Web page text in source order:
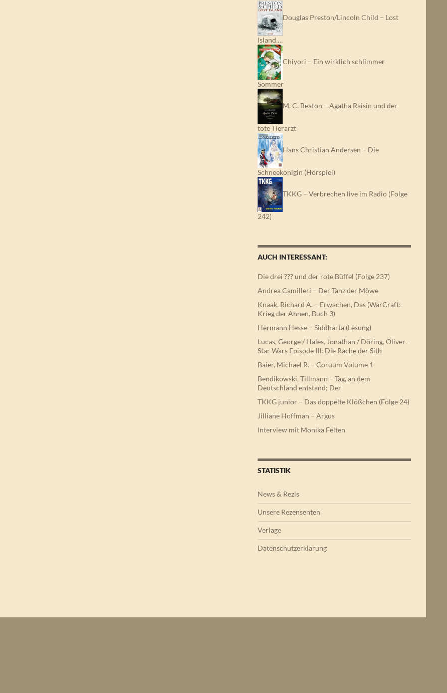
Douglas Preston/Lincoln Child – Lost
Island.…
Chiyori – Ein wirklich schlimmer
Sommer
M. C. Beaton – Agatha Raisin und der
tote Tierarzt
Hans Christian Andersen – Die
Schneekönigin (Hörspiel)
TKKG – Verbrechen live im Radio (Folge
242)
AUCH INTERESSANT:
Die drei ??? und der rote Büffel (Folge 237)
Andrea Camilleri – Der Tanz der Möwe
Knaak, Richard A. – Erwachen, Das (WarCraft:
Krieg der Ahnen, Buch 3)
Hermann Hesse – Siddharta (Lesung)
Lucas, George / Hales, Jonathan / Döring, Oliver –
Star Wars Episode III: Die Rache der Sith
Baier, Michael R. – Coruum Volume 1
Bendikowski, Tillmann – Tag, an dem
Deutschland entstand; Der
TKKG junior – Das doppelte Klößchen (Folge 24)
Jilliane Hoffman – Argus
Interview mit Monika Felten
STATISTIK
News & Rezis
Unsere Rezensenten
Verlage
Datenschutzerklärung